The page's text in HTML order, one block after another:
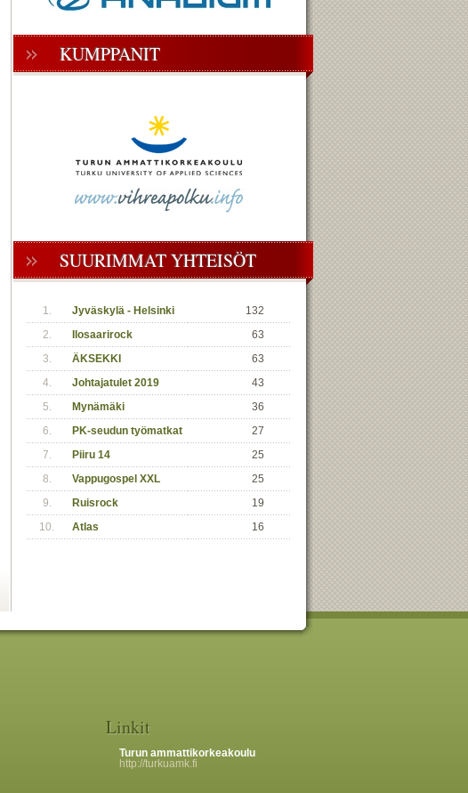
KUMPPANIT
SUURIMMAT YHTEISÖT
1. Jyväskylä - Helsinki
132
2.
Ilosaarirock
63
3.
ÄKSEKKI
63
4.
Johtajatulet 2019
43
5.
Mynämäki
36
6.
PK-seudun työmatkat
27
7.
Piiru 14
25
8.
Vappugospel XXL
25
9.
Ruisrock
19
10.
Atlas 16
Linkit
Turun ammattikorkeakoulu
http://turkuamk.fi